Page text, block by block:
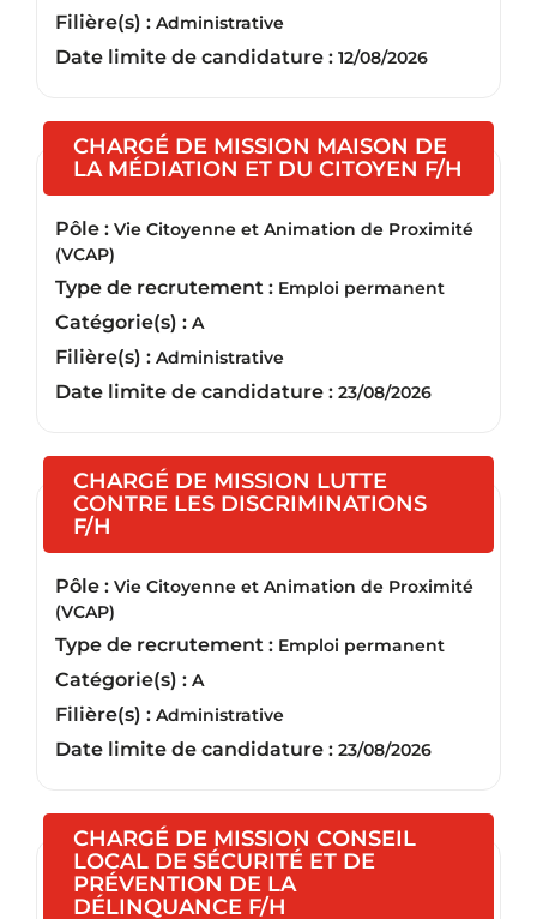
Filière(s) : Administrative
Date limite de candidature : 12/08/2026
CHARGÉ DE MISSION MAISON DE
LA MÉDIATION ET DU CITOYEN F/H
Pôle : Vie Citoyenne et Animation de Proximité
(VCAP)
Type de recrutement : Emploi permanent
Catégorie(s) : A
Filière(s) : Administrative
Date limite de candidature : 23/08/2026
CHARGÉ DE MISSION LUTTE
CONTRE LES DISCRIMINATIONS
F/H
Pôle : Vie Citoyenne et Animation de Proximité
(VCAP)
Type de recrutement : Emploi permanent
Catégorie(s) : A
Filière(s) : Administrative
Date limite de candidature : 23/08/2026
CHARGÉ DE MISSION CONSEIL
LOCAL DE SÉCURITÉ ET DE
PRÉVENTION DE LA
DÉLINQUANCE F/H